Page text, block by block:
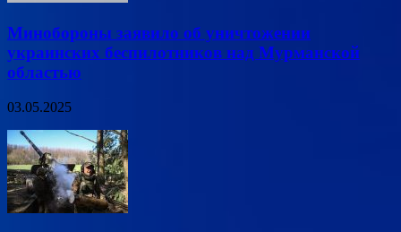
Минобороны заявило об уничтожении
украинских беспилотников над Мурманской
областью
03.05.2025